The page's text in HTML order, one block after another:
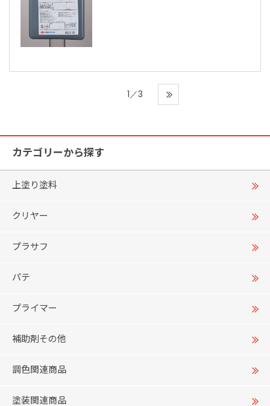
1／3
カテゴリーから探す
上塗り塗料
クリヤー
プラサフ
パテ
プライマー
補助剤その他
調色関連商品
塗装関連商品